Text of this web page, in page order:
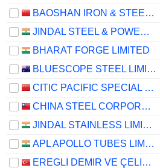
BAOSHAN IRON & STEEL CO., LTD.
JINDAL STEEL & POWER LIMITED
BHARAT FORGE LIMITED
BLUESCOPE STEEL LIMITED
CITIC PACIFIC SPECIAL STEEL GROUP CO., LTD
CHINA STEEL CORPORATION
JINDAL STAINLESS LIMITED
APL APOLLO TUBES LIMITED
EREGLI DEMIR VE ÇELIK FABRIKALARI T.A.S.